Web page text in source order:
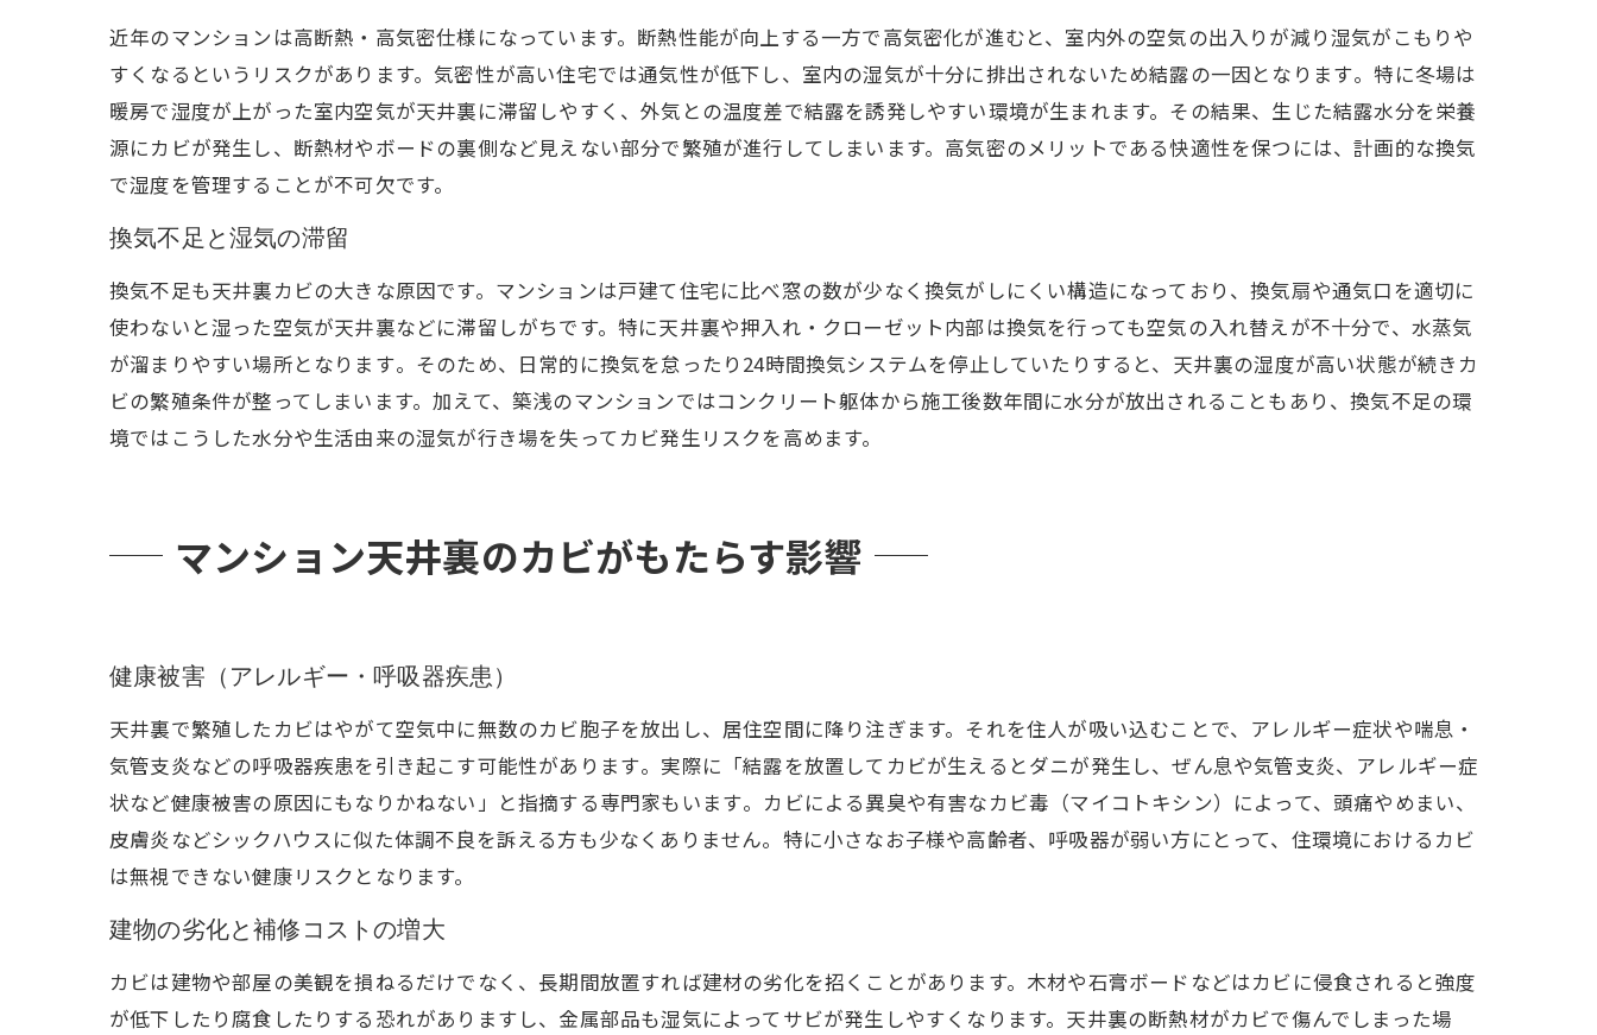
近年のマンションは高断熱・高気密仕様になっています。断熱性能が向上する一方で高気密化が進むと、室内外の空気の出入りが減り湿気がこもりや
すくなるというリスクがあります。気密性が高い住宅では通気性が低下し、室内の湿気が十分に排出されないため結露の一因となります​。特に冬場は
暖房で湿度が上がった室内空気が天井裏に滞留しやすく、外気との温度差で結露を誘発しやすい環境が生まれます。その結果、生じた結露水分を栄養
源にカビが発生し、断熱材やボードの裏側など見えない部分で繁殖が進行してしまいます。高気密のメリットである快適性を保つには、計画的な換気
で湿度を管理することが不可欠です。
換気不足と湿気の滞留
換気不足も天井裏カビの大きな原因です。マンションは戸建て住宅に比べ窓の数が少なく換気がしにくい構造になっており​、換気扇や通気口を適切に
使わないと湿った空気が天井裏などに滞留しがちです。特に天井裏や押入れ・クローゼット内部は換気を行っても空気の入れ替えが不十分で、水蒸気
が溜まりやすい場所となります​。そのため、日常的に換気を怠ったり24時間換気システムを停止していたりすると、天井裏の湿度が高い状態が続きカ
ビの繁殖条件が整ってしまいます。加えて、築浅のマンションではコンクリート躯体から施工後数年間に水分が放出されることもあり​、換気不足の環
境ではこうした水分や生活由来の湿気が行き場を失ってカビ発生リスクを高めます。
マンション天井裏のカビがもたらす影響
健康被害（アレルギー・呼吸器疾患）
天井裏で繁殖したカビはやがて空気中に無数のカビ胞子を放出し、居住空間に降り注ぎます。それを住人が吸い込むことで、アレルギー症状や喘息・
気管支炎などの呼吸器疾患を引き起こす可能性があります​。実際に「結露を放置してカビが生えるとダニが発生し、ぜん息や気管支炎、アレルギー症
状など健康被害の原因にもなりかねない」と指摘する専門家もいます​。カビによる異臭や有害なカビ毒（マイコトキシン）によって、頭痛やめまい、
皮膚炎などシックハウスに似た体調不良を訴える方も少なくありません。特に小さなお子様や高齢者、呼吸器が弱い方にとって、住環境におけるカビ
は無視できない健康リスクとなります。
建物の劣化と補修コストの増大
カビは建物や部屋の美観を損ねるだけでなく、長期間放置すれば建材の劣化を招くことがあります。木材や石膏ボードなどはカビに侵食されると強度
が低下したり腐食したりする恐れがありますし、金属部品も湿気によってサビが発生しやすくなります。天井裏の断熱材がカビで傷んでしまった場